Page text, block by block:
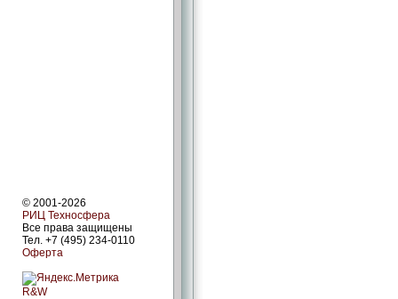
© 2001-2026
РИЦ Техносфера
Все права защищены
Тел. +7 (495) 234-0110
Оферта
R&W